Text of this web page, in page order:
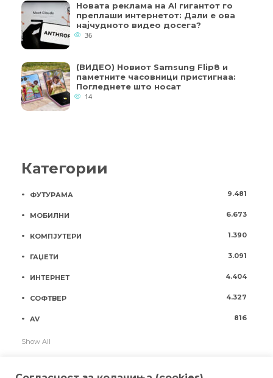
Новата реклама на AI гигантот го
преплаши интернетот: Дали е ова
најчудното видео досега?
36
(ВИДЕО) Новиот Samsung Flip8 и
паметните часовници пристигнаа:
Погледнете што носат
14
Категории
ФУТУРАМА 9.481
МОБИЛНИ 6.673
КОМПЈУТЕРИ 1.390
ГАЏЕТИ 3.091
ИНТЕРНЕТ 4.404
СОФТВЕР 4.327
AV 816
Show All